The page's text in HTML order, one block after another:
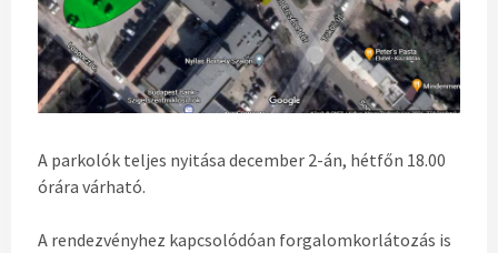
A parkolók teljes nyitása december 2-án, hétfőn 18.00
órára várható.
A rendezvényhez kapcsolódóan forgalomkorlátozás is